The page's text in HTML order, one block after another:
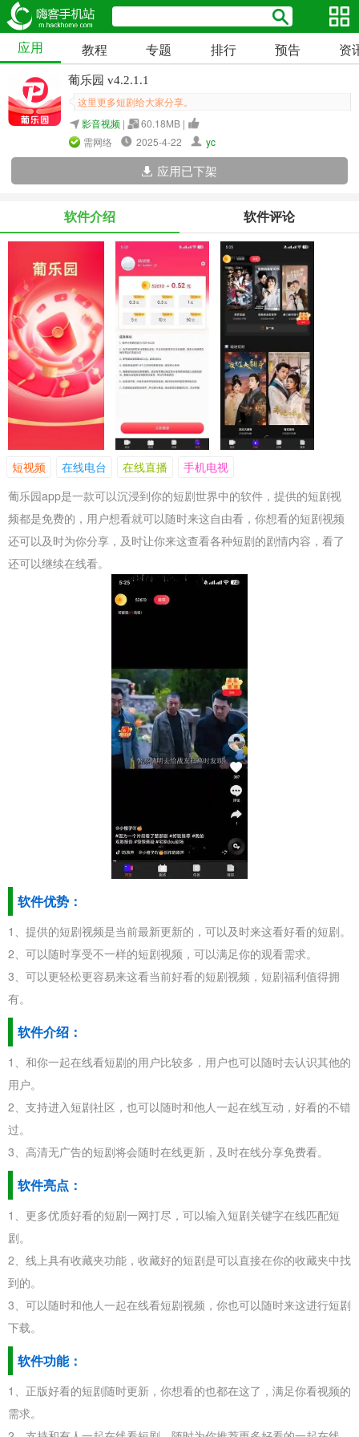
应用 教程 专题 排行 预告 资
葡乐园 v4.2.1.1
这里更多短剧给大家分享。
影音视频 |
60.18MB |
需网络
2025-4-22 yc
应用已下架
软件介绍 软件评论
短视频 在线电台 在线直播
手机电视
葡乐园app是一款可以沉浸到你的短剧世界中的软件，提供的短剧视
频都是免费的，用户想看就可以随时来这自由看，你想看的短剧视频
还可以及时为你分享，及时让你来这查看各种短剧的剧情内容，看了
还可以继续在线看。
软件优势：
1、提供的短剧视频是当前最新更新的，可以及时来这看好看的短剧。
2、可以随时享受不一样的短剧视频，可以满足你的观看需求。
3、可以更轻松更容易来这看当前好看的短剧视频，短剧福利值得拥
有。
软件介绍：
1、和你一起在线看短剧的用户比较多，用户也可以随时去认识其他的
用户。
2、支持进入短剧社区，也可以随时和他人一起在线互动，好看的不错
过。
3、高清无广告的短剧将会随时在线更新，及时在线分享免费看。
软件亮点：
1、更多优质好看的短剧一网打尽，可以输入短剧关键字在线匹配短
剧。
2、线上具有收藏夹功能，收藏好的短剧是可以直接在你的收藏夹中找
到的。
3、可以随时和他人一起在线看短剧视频，你也可以随时来这进行短剧
下载。
软件功能：
1、正版好看的短剧随时更新，你想看的也都在这了，满足你看视频的
需求。